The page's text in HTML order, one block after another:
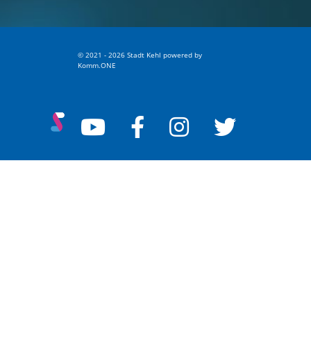
© 2021 - 2026 Stadt Kehl powered by
Komm.ONE